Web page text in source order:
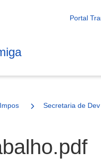
Portal
Municipais
Secretaria de